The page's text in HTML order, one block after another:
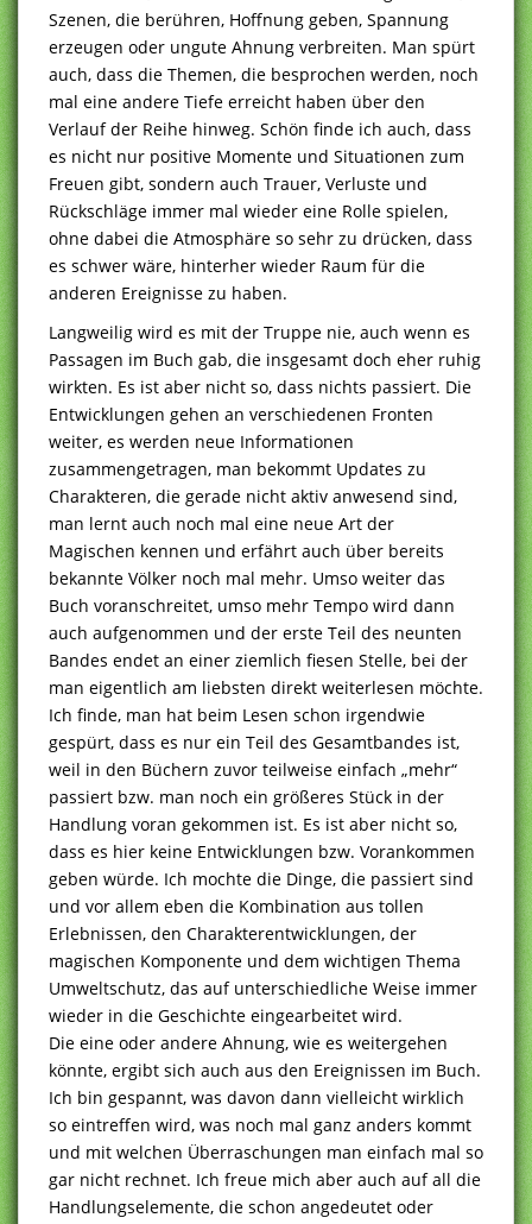
Szenen, die berühren, Hoffnung geben, Spannung
erzeugen oder ungute Ahnung verbreiten. Man spürt
auch, dass die Themen, die besprochen werden, noch
mal eine andere Tiefe erreicht haben über den
Verlauf der Reihe hinweg. Schön finde ich auch, dass
es nicht nur positive Momente und Situationen zum
Freuen gibt, sondern auch Trauer, Verluste und
Rückschläge immer mal wieder eine Rolle spielen,
ohne dabei die Atmosphäre so sehr zu drücken, dass
es schwer wäre, hinterher wieder Raum für die
anderen Ereignisse zu haben.
Langweilig wird es mit der Truppe nie, auch wenn es
Passagen im Buch gab, die insgesamt doch eher ruhig
wirkten. Es ist aber nicht so, dass nichts passiert. Die
Entwicklungen gehen an verschiedenen Fronten
weiter, es werden neue Informationen
zusammengetragen, man bekommt Updates zu
Charakteren, die gerade nicht aktiv anwesend sind,
man lernt auch noch mal eine neue Art der
Magischen kennen und erfährt auch über bereits
bekannte Völker noch mal mehr. Umso weiter das
Buch voranschreitet, umso mehr Tempo wird dann
auch aufgenommen und der erste Teil des neunten
Bandes endet an einer ziemlich fiesen Stelle, bei der
man eigentlich am liebsten direkt weiterlesen möchte.
Ich finde, man hat beim Lesen schon irgendwie
gespürt, dass es nur ein Teil des Gesamtbandes ist,
weil in den Büchern zuvor teilweise einfach „mehr“
passiert bzw. man noch ein größeres Stück in der
Handlung voran gekommen ist. Es ist aber nicht so,
dass es hier keine Entwicklungen bzw. Vorankommen
geben würde. Ich mochte die Dinge, die passiert sind
und vor allem eben die Kombination aus tollen
Erlebnissen, den Charakterentwicklungen, der
magischen Komponente und dem wichtigen Thema
Umweltschutz, das auf unterschiedliche Weise immer
wieder in die Geschichte eingearbeitet wird.
Die eine oder andere Ahnung, wie es weitergehen
könnte, ergibt sich auch aus den Ereignissen im Buch.
Ich bin gespannt, was davon dann vielleicht wirklich
so eintreffen wird, was noch mal ganz anders kommt
und mit welchen Überraschungen man einfach mal so
gar nicht rechnet. Ich freue mich aber auch auf all die
Handlungselemente, die schon angedeutet oder